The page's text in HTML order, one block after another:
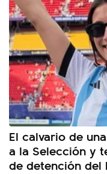
El calvario de
a la Selección y
de detención del